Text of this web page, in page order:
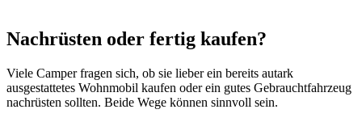
Nachrüsten oder fertig kaufen?
Viele Camper fragen sich, ob sie lieber ein bereits autark
ausgestattetes Wohnmobil kaufen oder ein gutes Gebrauchtfahrzeug
nachrüsten sollten. Beide Wege können sinnvoll sein.